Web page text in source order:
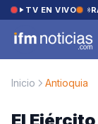
Saltar alTV EN VIVO
Inicio Antioquia